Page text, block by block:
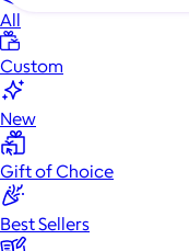
All
Custom
New
Gift of Choice
Best Sellers